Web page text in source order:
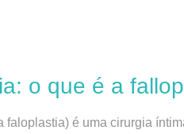
o que é a
faloplastia) é uma cirurgia